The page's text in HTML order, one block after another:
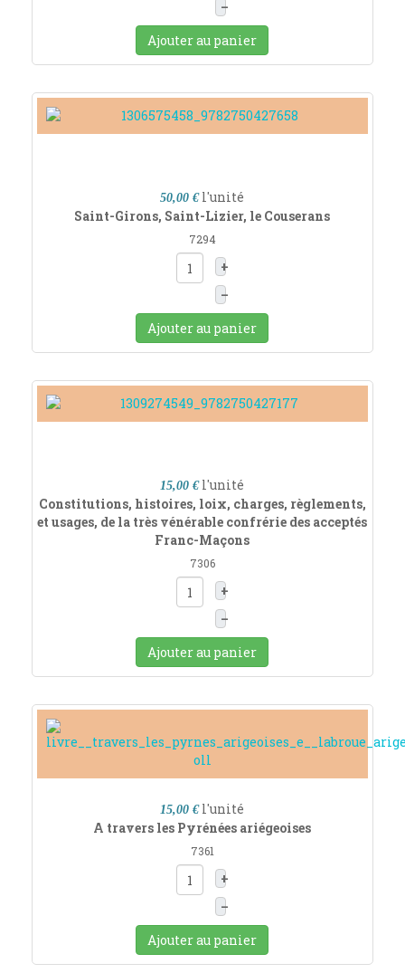
–
Ajouter au panier
50,00 € l'unité
Saint-Girons, Saint-Lizier, le Couserans
7294
+
–
Ajouter au panier
15,00 € l'unité
Constitutions, histoires, loix, charges, règlements,
et usages, de la très vénérable confrérie des acceptés
Franc-Maçons
7306
+
–
Ajouter au panier
15,00 € l'unité
A travers les Pyrénées ariégeoises
7361
+
–
Ajouter au panier